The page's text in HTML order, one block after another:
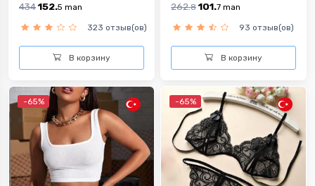
434152.5 man
323 отзыв(ов)
В корзину
262.8 101.7 man
93 отзыв(ов)
В корзину
-65% -65%